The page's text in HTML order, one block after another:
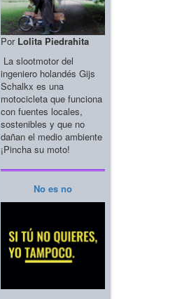
Por Lolita Piedrahita
La slootmotor del
ingeniero holandés Gijs
Schalkx es una
motocicleta que funciona
con fuentes locales,
sostenibles y que no
dañan el medio ambiente
¡Pincha su moto!
No es no